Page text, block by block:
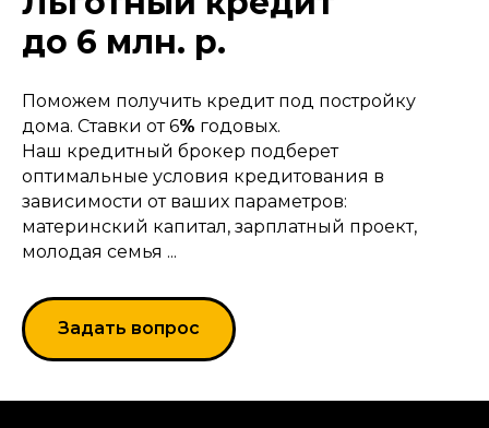
до 6 млн. р.
Поможем получить кредит под постройку
дома. Ставки от 6% годовых.
Наш кредитный брокер подберет
оптимальные условия кредитования в
зависимости от ваших параметров:
материнский капитал, зарплатный проект,
молодая семья ...
Задать вопрос